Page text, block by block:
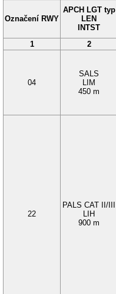
Označení RWY
APCH LGT typ
LEN
INTST
1 2
04
SALS
LIM
450 m
22
PALS CAT II/III
LIH
900 m